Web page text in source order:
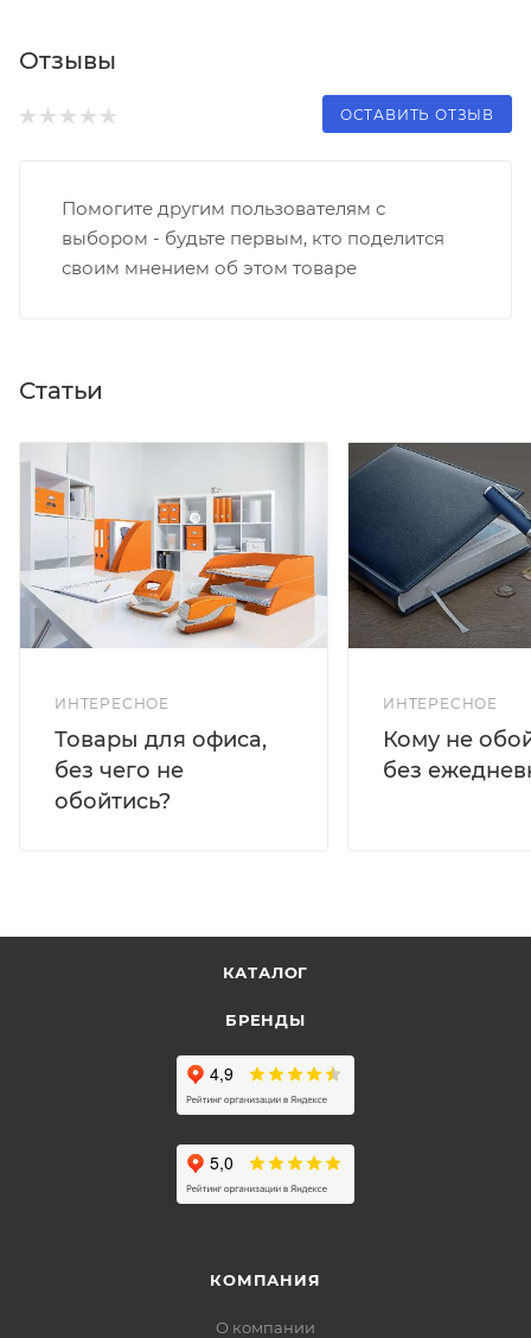
Отзывы
ОСТАВИТЬ ОТЗЫВ
Помогите другим пользователям с
выбором - будьте первым, кто поделится
своим мнением об этом товаре
Статьи
ИНТЕРЕСНОЕ
Товары для офиса,
без чего не
обойтись?
ИНТЕРЕСНОЕ
Кому не
без
КАТАЛОГ
БРЕНДЫ
КОМПАНИЯ
О компании